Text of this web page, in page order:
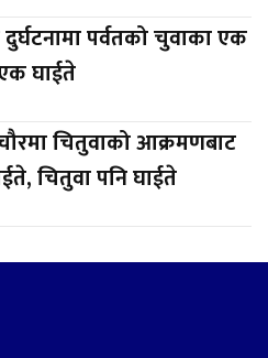
पर्वतको चुवाका एक
घाईते
चितुवाको आक्रमणबाट
चितुवा पनि घाईते